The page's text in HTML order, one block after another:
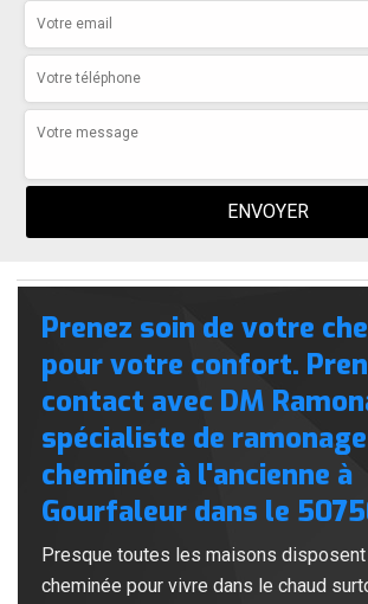
Prenez soin de votre
pour votre confort.
contact avec DM
spécialiste de
cheminée à l'ancienne à
Gourfaleur dans le
Presque toutes les maisons disposent
cheminée pour vivre dans le chaud